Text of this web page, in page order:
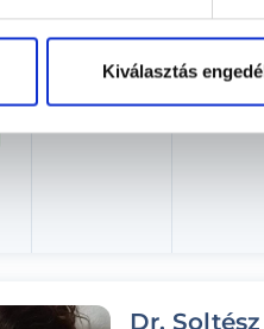
Kiválasztás
Dr.